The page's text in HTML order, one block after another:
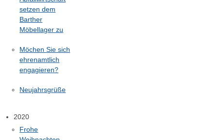
setzen dem
Barther
Möbellager zu
Möchen Sie sich
ehrenamtlich
engagieren?
Neujahrsgrüße
2020
Frohe